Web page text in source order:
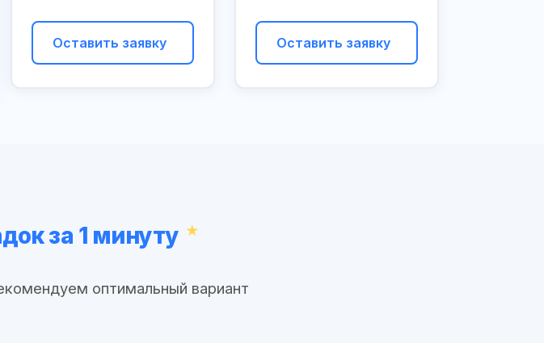
Оставить заявку Оставить заявку
за 1 минуту
оптимальный вариант